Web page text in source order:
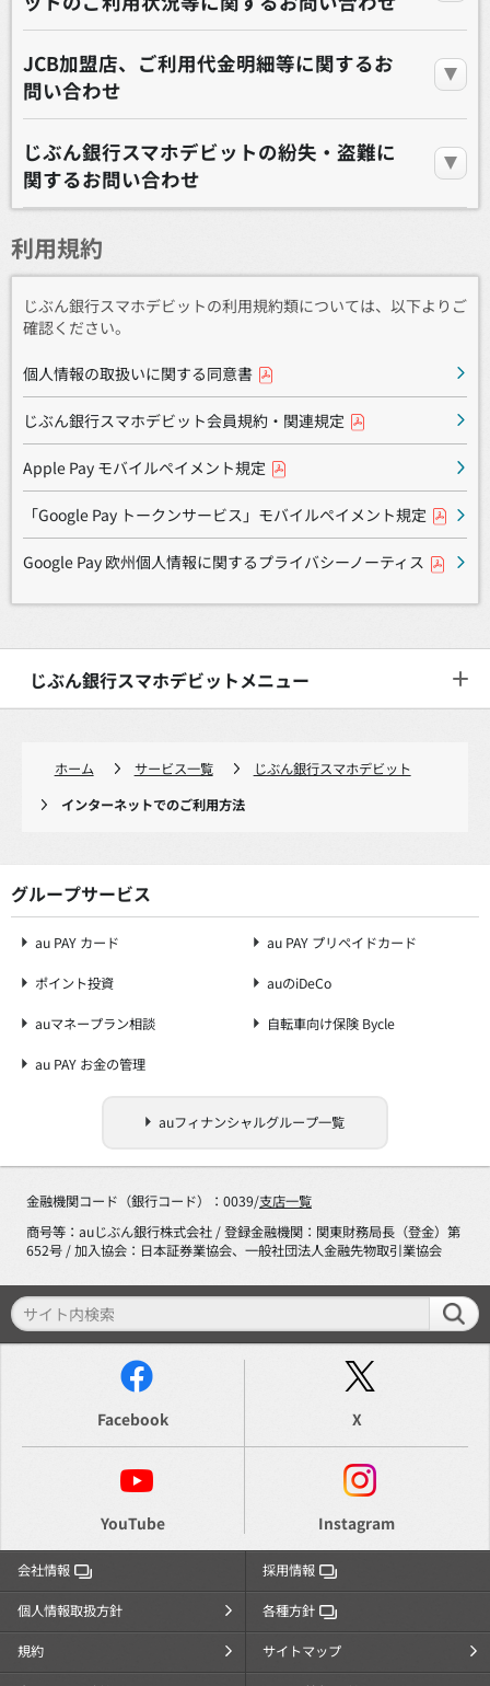
JCB加盟店、ご利用代金明細等に関するお
問い合わせ
じぶん銀行スマホデビットの紛失・盗難に
関するお問い合わせ
利用規約
じぶん銀行スマホデビットの利用規約類については、以下よりご
確認ください。
個人情報の取扱いに関する同意書
じぶん銀行スマホデビット会員規約・関連規定
Apple Pay モバイルペイメント規定
「Google Pay トークンサービス」モバイルペイメント規定
Google Pay 欧州個人情報に関するプライバシーノーティス
じぶん銀行スマホデビットメニュー
ホーム サービス一覧
じぶん銀行スマホデビット
インターネットでのご利用方法
グループサービス
au PAY カード au PAY プリペイドカード
ポイント投資 auのiDeCo
auマネープラン相談 自転車向け保険 Bycle
au PAY お金の管理
auフィナンシャルグループ一覧
金融機関コード（銀行コード）：0039/支店一覧
商号等：auじぶん銀行株式会社 / 登録金融機関：関東財務局長（登金）第
652号 / 加入協会：日本証券業協会、一般社団法人金融先物取引業協会
Facebook X
YouTube Instagram
会社情報 採用情報
個人情報取扱方針 各種方針
規約 サイトマップ